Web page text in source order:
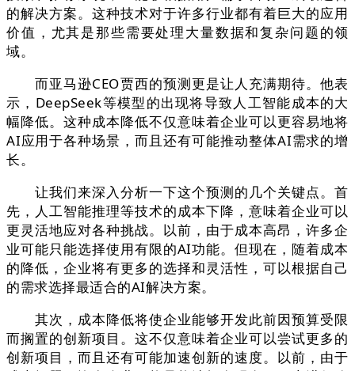
的解决方案。这种技术对于许多行业都有着巨大的应用
价值，尤其是那些需要处理大量数据和复杂问题的领
域。
而亚马逊CEO贾西的预测更是让人充满期待。他表
示，DeepSeek等模型的出现将导致人工智能成本的大
幅降低。这种成本降低不仅意味着企业可以更容易地将
AI应用于各种场景，而且还有可能推动整体AI需求的增
长。
让我们来深入分析一下这个预测的几个关键点。首
先，人工智能推理等技术的成本下降，意味着企业可以
更灵活地应对各种挑战。以前，由于成本高昂，许多企
业可能只能选择使用有限的AI功能。但现在，随着成本
的降低，企业将有更多的选择和灵活性，可以根据自己
的需求选择最适合的AI解决方案。
其次，成本降低将使企业能够开发此前因预算受限
而搁置的创新项目。这不仅意味着企业可以尝试更多的
创新项目，而且还有可能加速创新的速度。以前，由于